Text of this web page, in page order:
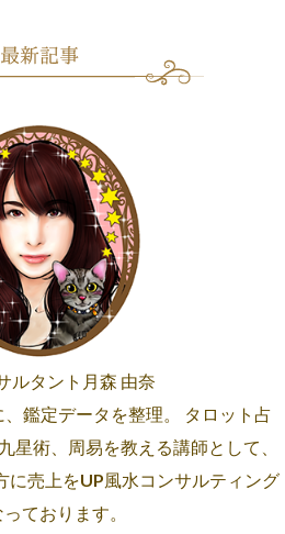
ルタント月森 由奈
鑑定データを整理。 タロット占
星術、周易を教える講師として、
に売上をUP風水コンサルティング
ております。